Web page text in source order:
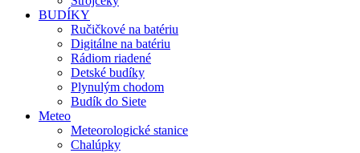
BUDÍKY
Ručičkové na batériu
Digitálne na batériu
Rádiom riadené
Detské budíky
Plynulým chodom
Budík do Siete
Meteo
Meteorologické stanice
Chalúpky